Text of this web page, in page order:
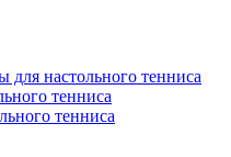
настольного тенниса
тенниса
тенниса